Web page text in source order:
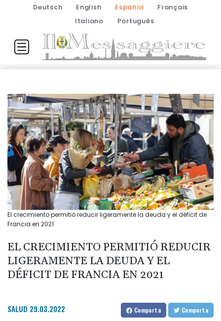
Deutsch English Español
Français
Italiano
Português
El crecimiento permitió reducir ligeramente la deuda y el déficit de
Francia en 2021
EL CRECIMIENTO PERMITIÓ REDUCIR
LIGERAMENTE LA DEUDA Y EL
DÉFICIT DE FRANCIA EN 2021
SALUD 29.03.2022 Comparta Comparta